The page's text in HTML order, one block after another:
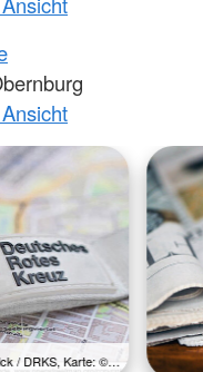
/ DRKS, Karte: ©…